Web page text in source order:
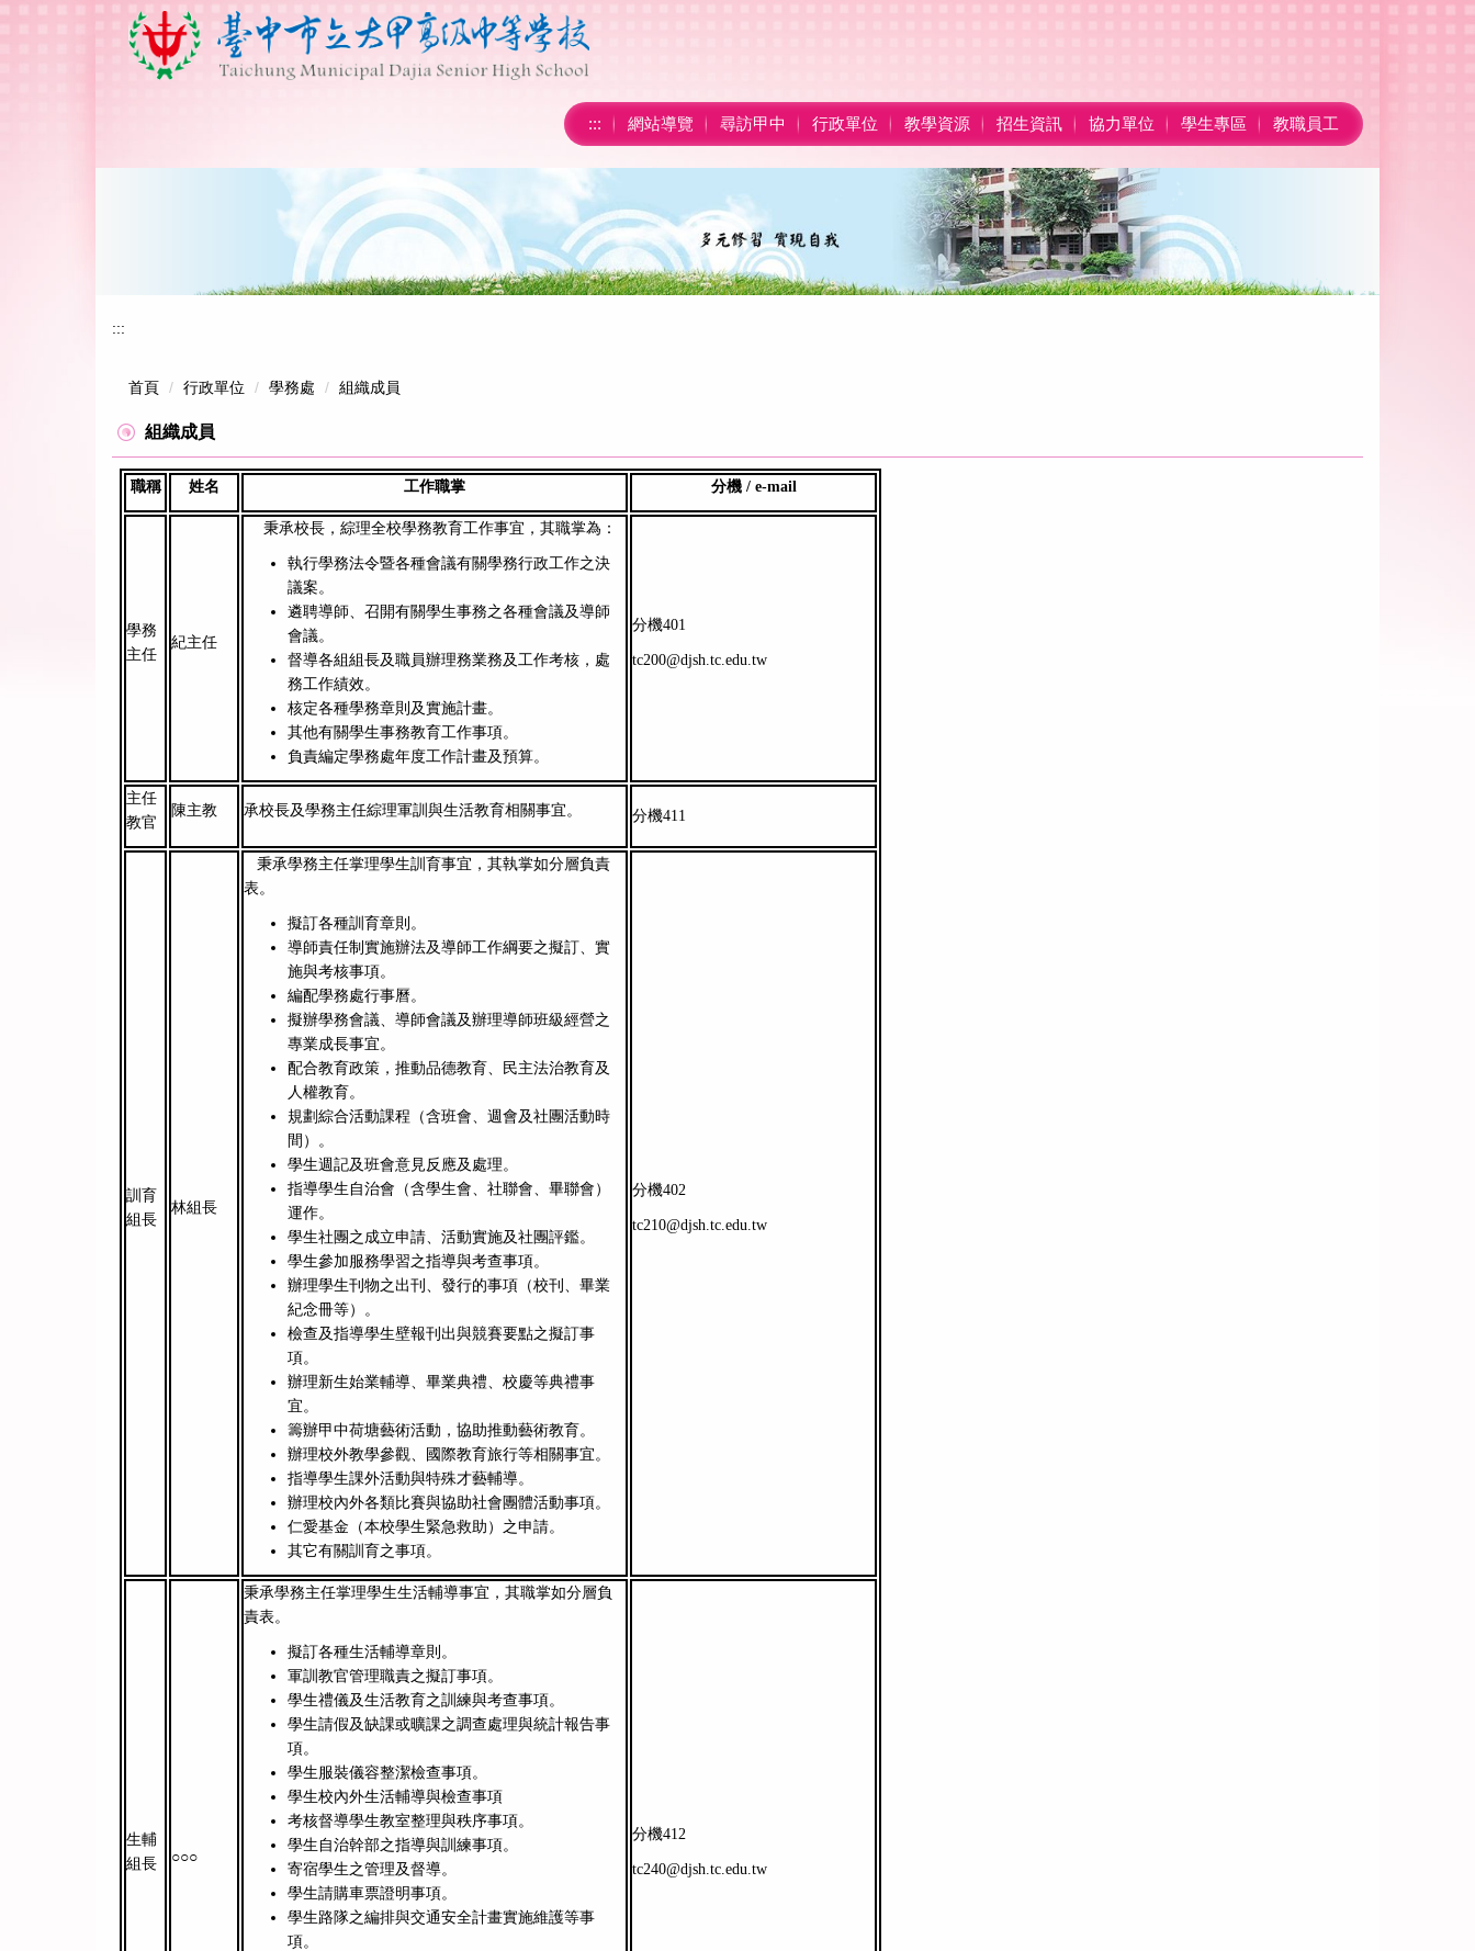
::: 網站導覽 尋訪甲中 行政單位 教學資源 招生資訊 協力單位 學生專區 教職員工
:::
首頁 行政單位 學務處 組織成員
組織成員
職稱 姓名 工作職掌 分機 / e-mail
學務
主任
紀主任
秉承校長，綜理全校學務教育工作事宜，其職掌為：
執行學務法令暨各種會議有關學務行政工作之決
議案。
遴聘導師、召開有關學生事務之各種會議及導師
會議。
督導各組組長及職員辦理務業務及工作考核，處
務工作績效。
核定各種學務章則及實施計畫。
其他有關學生事務教育工作事項。
負責編定學務處年度工作計畫及預算。
分機401
tc200@djsh.tc.edu.tw
主任
教官
陳主教 承校長及學務主任綜理軍訓與生活教育相關事宜。 分機411
訓育
組長
林組長
秉承學務主任掌理學生訓育事宜，其執掌如分層負責
表。
擬訂各種訓育章則。
導師責任制實施辦法及導師工作綱要之擬訂、實
施與考核事項。
編配學務處行事曆。
擬辦學務會議、導師會議及辦理導師班級經營之
專業成長事宜。
配合教育政策，推動品德教育、民主法治教育及
人權教育。
規劃綜合活動課程（含班會、週會及社團活動時
間）。
學生週記及班會意見反應及處理。
指導學生自治會（含學生會、社聯會、畢聯會）
運作。
學生社團之成立申請、活動實施及社團評鑑。
學生參加服務學習之指導與考查事項。
辦理學生刊物之出刊、發行的事項（校刊、畢業
紀念冊等）。
檢查及指導學生壁報刊出與競賽要點之擬訂事
項。
辦理新生始業輔導、畢業典禮、校慶等典禮事
宜。
籌辦甲中荷塘藝術活動，協助推動藝術教育。
辦理校外教學參觀、國際教育旅行等相關事宜。
指導學生課外活動與特殊才藝輔導。
辦理校內外各類比賽與協助社會團體活動事項。
仁愛基金（本校學生緊急救助）之申請。
其它有關訓育之事項。
分機402
tc210@djsh.tc.edu.tw
生輔
組長
○○○
秉承學務主任掌理學生生活輔導事宜，其職掌如分層負
責表。
擬訂各種生活輔導章則。
軍訓教官管理職責之擬訂事項。
學生禮儀及生活教育之訓練與考查事項。
學生請假及缺課或曠課之調查處理與統計報告事
項。
學生服裝儀容整潔檢查事項。
學生校內外生活輔導與檢查事項
考核督導學生教室整理與秩序事項。
學生自治幹部之指導與訓練事項。
寄宿學生之管理及督導。
學生請購車票證明事項。
學生路隊之編排與交通安全計畫實施維護等事
項。
分機412
tc240@djsh.tc.edu.tw